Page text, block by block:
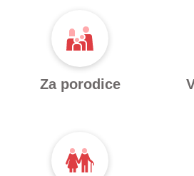
Za porodice